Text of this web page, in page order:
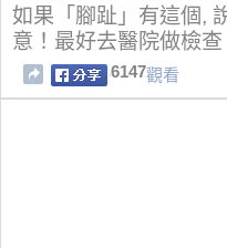
如果「腳趾」有這個,
意！最好去醫院做檢查
6147觀看